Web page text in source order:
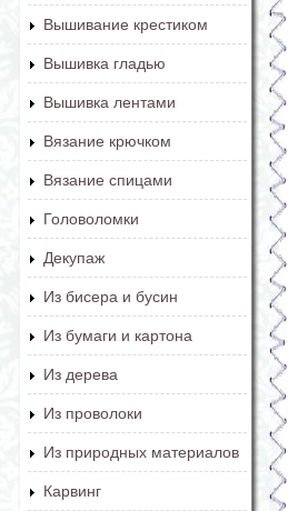
Вышивание крестиком
Вышивка гладью
Вышивка лентами
Вязание крючком
Вязание спицами
Головоломки
Декупаж
Из бисера и бусин
Из бумаги и картона
Из дерева
Из проволоки
Из природных материалов
Карвинг